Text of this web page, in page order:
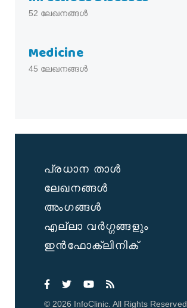
52 ലേഖനങ്ങൾ
Medicine
45 ലേഖനങ്ങൾ
പ്രധാന താൾ
ലേഖനങ്ങൾ
അംഗങ്ങൾ
എല്ലാ വർഗ്ഗങ്ങളും
ഇൻഫോക്ലിനിക്
© 2026 InfoClinic. All Rights Reserved